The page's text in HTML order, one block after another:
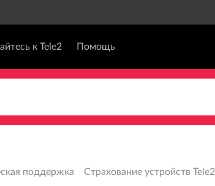
к Tele2 Помощь
поддержка Страхование устройств Tele2